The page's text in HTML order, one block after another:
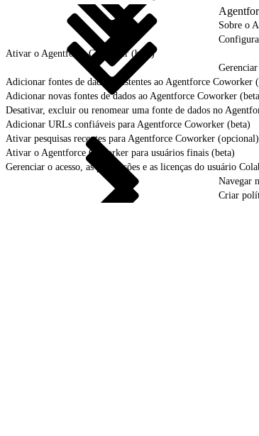
Sobre o
Ativar o Agentforce Coworker (beta)
Adicionar fontes de dados existentes ao Agentforce Coworker
Adicionar novas fontes de dados ao Agentforce Coworker
Desativar, excluir ou renomear uma fonte de dados no
Adicionar URLs confiáveis para Agentforce Coworker (beta)
Ativar pesquisas recentes para Agentforce Coworker (opcional)
Ativar o Agentforce Coworker para usuários finais (beta)
Gerenciar o acesso, as permissões e as licenças do usuário
Navegar
Criar